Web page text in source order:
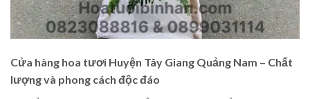
Cửa hàng hoa tươi Huyện Tây Giang Quảng Nam – Chất
lượng và phong cách độc đáo